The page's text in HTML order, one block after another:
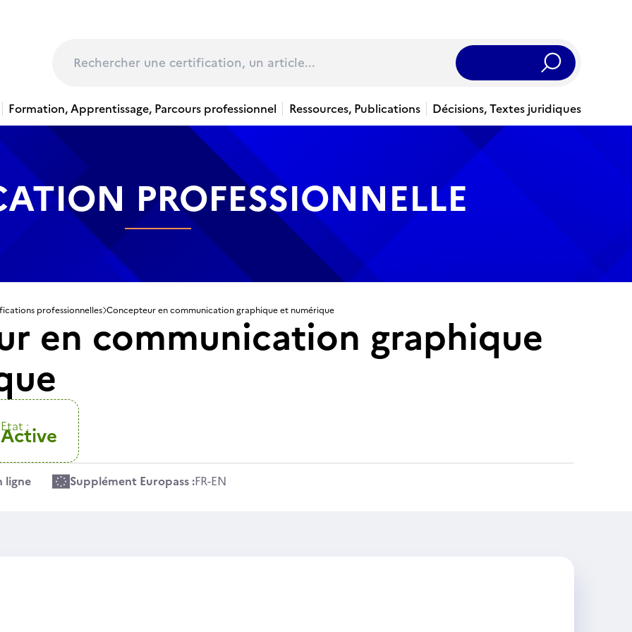
Rechercher
Formation, Apprentissage, Parcours professionnel Ressources, Publications Décisions, Textes juridiques
PROFESSIONNELLE
professionnelles Concepteur en communication graphique et numérique
en communication graphique
Etat :
Active
ligne Supplément Europass :FR-EN